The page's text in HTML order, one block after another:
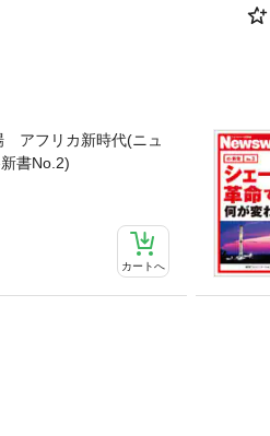
アフリカ新時代(ニュ
書No.2)
カートへ